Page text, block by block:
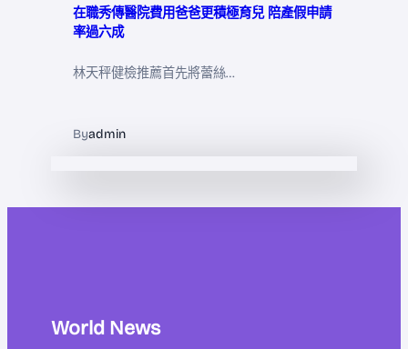
在職秀傳醫院費用爸爸更積極育兒 陪產假申請
率過六成
林天秤健檢推薦首先將蕾絲…
Byadmin
World News